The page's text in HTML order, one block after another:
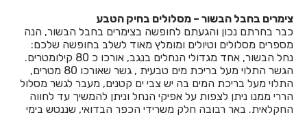
חדרים לפי שעה בבית עריף
חדרים לפי שעה בבית קמה
חדרים לפי שעה בבית שאן
חדרים לפי שעה בבית שערים
צימרים בחבל הבשור – מסלולים בחיק הטבע
כבר בחרתם נכון והגעתם לחופשה בצימרים בחבל הבשור, הנה
מספרים מסלולים וטיולים ומומלץ מאוד לשלב בחופשה שלכם:
נחל הבשור, אחד מגדולי הנחלים בנגב, אורכו כ 80 קילומטרים.
הגשר התלוי מעל בריכת מים טבעית , גשר שאורכו 80 מטרים,
התלוי מעל בריכת המים בה יש צבי ים קטנים, מעבר לגשר מסלול
הררי ממנו ניתן לצפות על אפיקי הנחל וניתן להמשיך עד לחווה
החקלאית. באר רבובה חלק משרידי הכפר הבדואי, שננטש בימי